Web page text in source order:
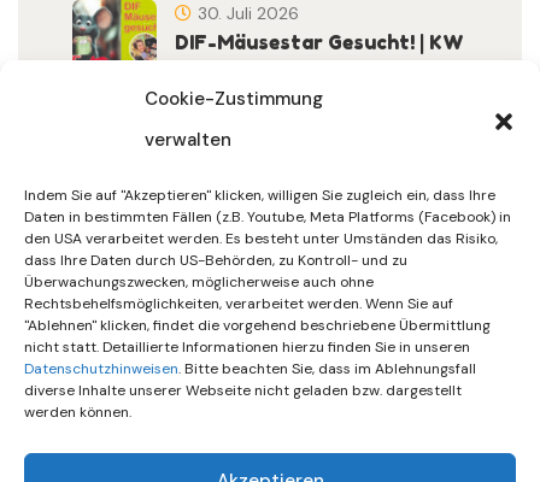
Cookie-Zustimmung
verwalten
Indem Sie auf "Akzeptieren" klicken, willigen Sie zugleich ein, dass Ihre
Daten in bestimmten Fällen (z.B. Youtube, Meta Platforms (Facebook) in
den USA verarbeitet werden. Es besteht unter Umständen das Risiko,
dass Ihre Daten durch US-Behörden, zu Kontroll- und zu
Überwachungszwecken, möglicherweise auch ohne
Rechtsbehelfsmöglichkeiten, verarbeitet werden. Wenn Sie auf
"Ablehnen" klicken, findet die vorgehend beschriebene Übermittlung
nicht statt. Detaillierte Informationen hierzu finden Sie in unseren
Datenschutzhinweisen. Bitte beachten Sie, dass im Ablehnungsfall
diverse Inhalte unserer Webseite nicht geladen bzw. dargestellt
werden können.
DIF-Mäusestar Gesucht! | KW
30. Juli 2026
Sommerferien | KW 31/…
30. Juli 2026
Gemeinsames Friedensgebet
Setzt Zeichen …
15. Juli 2026